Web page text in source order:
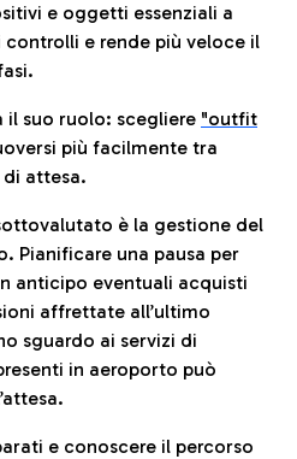
e oggetti essenziali a
e rende più veloce il
il suo ruolo: scegliere "outfit
più facilmente tra
attesa.
è la gestione del
Pianificare una pausa per
anticipo eventuali acquisti
affrettate all’ultimo
sguardo ai servizi di
in aeroporto può
e conoscere il percorso